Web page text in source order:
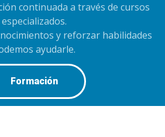
continuada a través de cursos
especializados.
y reforzar habilidades
ayudarle.
Formación